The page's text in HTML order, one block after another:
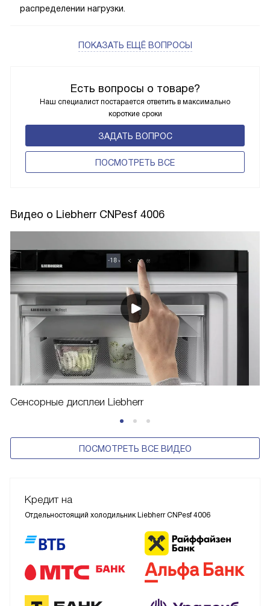
Есть вопросы о товаре?
Наш специалист постарается ответить в максимально
короткие сроки
ЗАДАТЬ ВОПРОС
ПОCМОТРЕТЬ ВСЕ
распределении нагрузки.
ПОКАЗАТЬ ЕЩЁ ВОПРОСЫ
Видео о Liebherr CNPesf 4006
Сенсорные дисплеи Liebherr
ПОСМОТРЕТЬ ВСЕ ВИДЕО
Кредит на
Отдельностоящий холодильник Liebherr CNPesf 4006